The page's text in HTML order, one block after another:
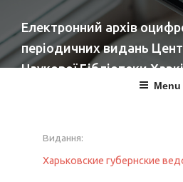
Електронний архів
періодичних видань
Наукової Бібліотеки
національного
повернутись
Menu
Видання:
Харьковские губернские